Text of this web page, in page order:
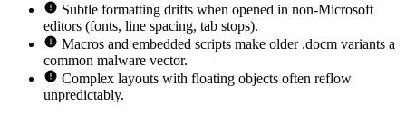
Subtle formatting drifts when opened in non-Microsoft
editors (fonts, line spacing, tab stops).
Macros and embedded scripts make older .docm variants a
common malware vector.
Complex layouts with floating objects often reflow
unpredictably.